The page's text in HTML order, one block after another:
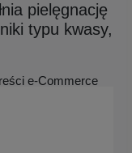
pielęgnację
typu kwasy,
e-Commerce